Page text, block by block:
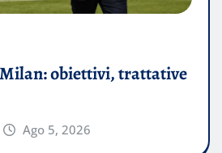
obiettivi, trattative
Ago 5, 2026